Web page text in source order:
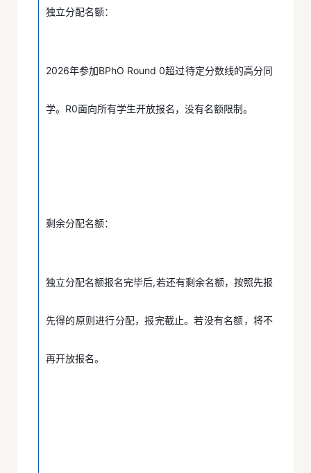
独立分配名额：
2026年参加BPhO Round 0超过待定分数线的高分同
学。R0面向所有学生开放报名，没有名额限制。
剩余分配名额：
独立分配名额报名完毕后,若还有剩余名额，按照先报
先得的原则进行分配，报完截止。若没有名额，将不
再开放报名。